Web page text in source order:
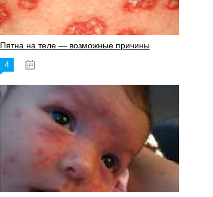
Пятна на теле — возможные причины
4